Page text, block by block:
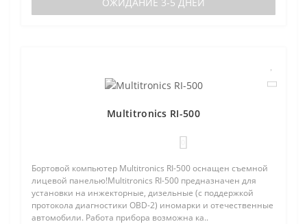
Multitronics RI-500
Бортовой компьютер Multitronics RI-500 оснащен съемной
лицевой панелью!Multitronics RI-500 предназначен для
установки на инжекторные, дизельные (с поддержкой
протокола диагностики OBD-2) иномарки и отечественные
автомобили. Работа прибора возможна ка..